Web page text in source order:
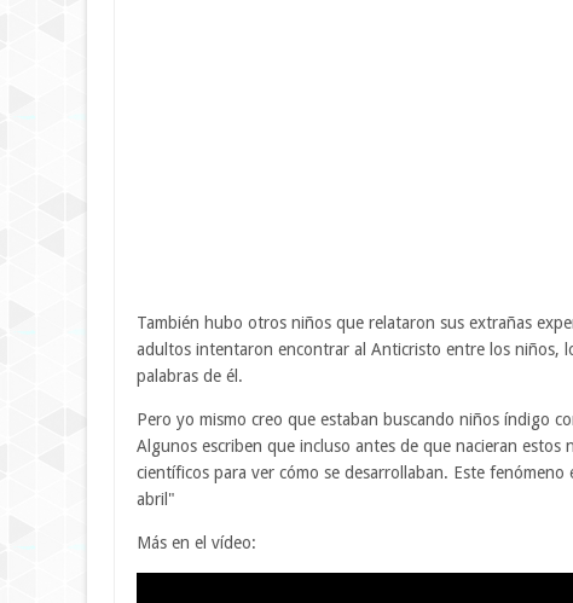
También hubo otros niños que relataron sus extrañas
adultos intentaron encontrar al Anticristo entre los niños,
palabras de él.
Pero yo mismo creo que estaban buscando niños índigo
Algunos escriben que incluso antes de que nacieran
científicos para ver cómo se desarrollaban. Este
abril"
Más en el vídeo: